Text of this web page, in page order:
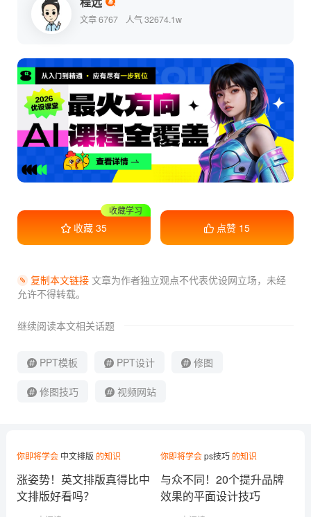
文章 6767 人气 32674.1w
收藏 35
收藏学习
点赞 15
复制本文链接文章为作者独立观点不代表优设网立场， 未经
允许不得转载。
继续阅读本文相关话题
PPT模板 PPT设计 修图
修图技巧 视频网站
你即将学会 中文排版 的知识
涨姿势！英文排版真得比中
文排版好看吗？
你即将学会ps技巧 的知识
与众不同！20个提升品牌
效果的平面设计技巧